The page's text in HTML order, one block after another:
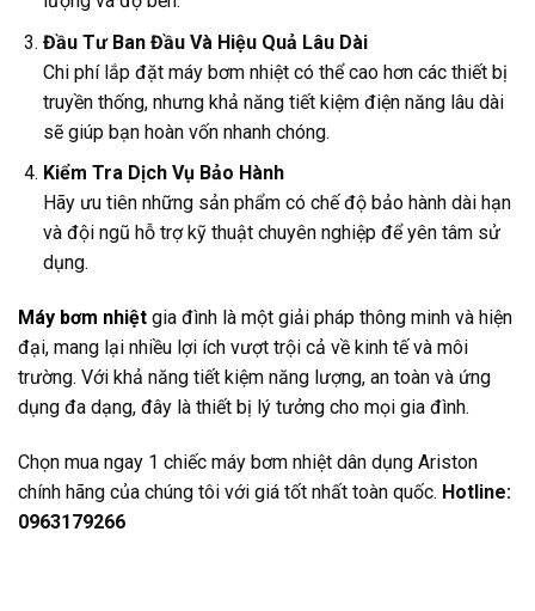
Đầu Tư Ban Đầu Và Hiệu Quả Lâu Dài
Chi phí lắp đặt máy bơm nhiệt có thể cao hơn các thiết bị
truyền thống, nhưng khả năng tiết kiệm điện năng lâu dài
sẽ giúp bạn hoàn vốn nhanh chóng.
Kiểm Tra Dịch Vụ Bảo Hành
Hãy ưu tiên những sản phẩm có chế độ bảo hành dài hạn
và đội ngũ hỗ trợ kỹ thuật chuyên nghiệp để yên tâm sử
dụng.
Máy bơm nhiệt gia đình là một giải pháp thông minh và hiện
đại, mang lại nhiều lợi ích vượt trội cả về kinh tế và môi
trường. Với khả năng tiết kiệm năng lượng, an toàn và ứng
dụng đa dạng, đây là thiết bị lý tưởng cho mọi gia đình.
Chọn mua ngay 1 chiếc máy bơm nhiệt dân dụng Ariston
chính hãng của chúng tôi với giá tốt nhất toàn quốc. Hotline:
0963179266